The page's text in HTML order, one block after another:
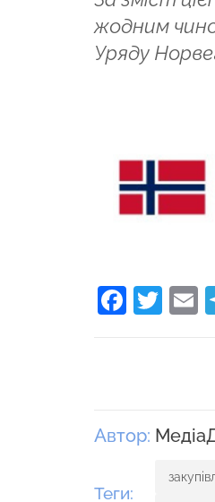
жодним
Уряду
Автор:
Теги: